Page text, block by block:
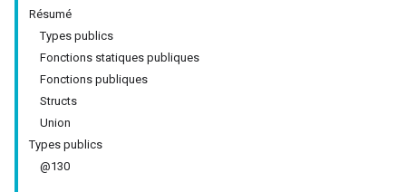
Résumé
Types publics
Fonctions statiques publiques
Fonctions publiques
Structs
Union
Types publics
@130